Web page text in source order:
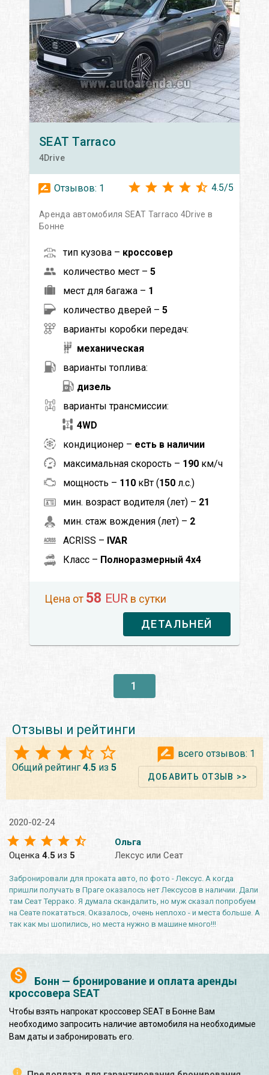
Бонн — бронирование и оплата аренды
кроссовера SEAT
Чтобы взять напрокат кроссовер SEAT в Бонне Вам
необходимо запросить наличие автомобиля на необходимые
Вам даты и забронировать его.
SEAT Tarraco
4Drive
Отзывов: 1 4.5/5
Аренда автомобиля SEAT Tarraco 4Drive в
Бонне
тип кузова – кроссовер
количество мест – 5
мест для багажа – 1
количество дверей – 5
варианты коробки передач:
механическая
варианты топлива:
дизель
варианты трансмиссии:
4WD
кондиционер – есть в наличии
максимальная скорость – 190 км/ч
мощность – 110 кВт (150 л.с.)
мин. возраст водителя (лет) – 21
мин. стаж вождения (лет) – 2
ACRISS – IVAR
Класс – Полноразмерный 4x4
Цена от 58 EUR в сутки
ДЕТАЛЬНЕЙ
1
Отзывы и рейтинги
Общий рейтинг 4.5 из 5
всего отзывов: 1
ДОБАВИТЬ ОТЗЫВ >>
2020-02-24
Оценка 4.5 из 5
Ольга
Лексус или Сеат
Забронировали для проката авто, по фото - Лексус. А когда
пришли получать в Праге оказалось нет Лексусов в наличии. Дали
там Сеат Террако. Я думала скандалить, но муж сказал попробуем
на Сеате покататься. Оказалось, очень неплохо - и места больше. А
так как мы шопились, но места нужно в машине много!!!